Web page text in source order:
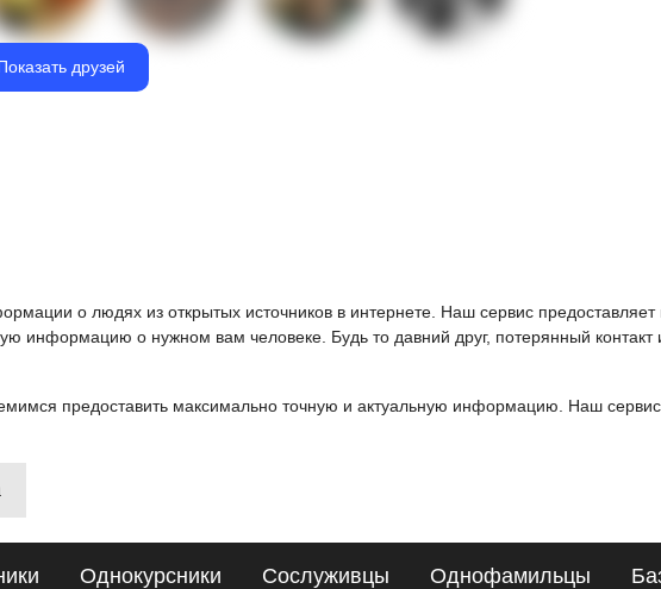
друзей
о людях из открытых источников в интернете. Наш сервис предоставляет
информацию о нужном вам человеке. Будь то давний друг, потерянный контакт
предоставить максимально точную и актуальную информацию. Наш сервис
Однокурсники Сослуживцы Однофамильцы